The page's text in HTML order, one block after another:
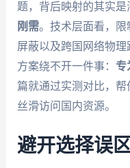
题，背后映射的其实是
刚需。技术层面看，限
屏蔽以及跨国网络物
方案绕不开一件事： 专
篇就通过实测对比，
丝滑访问国内资源。
避开选择误